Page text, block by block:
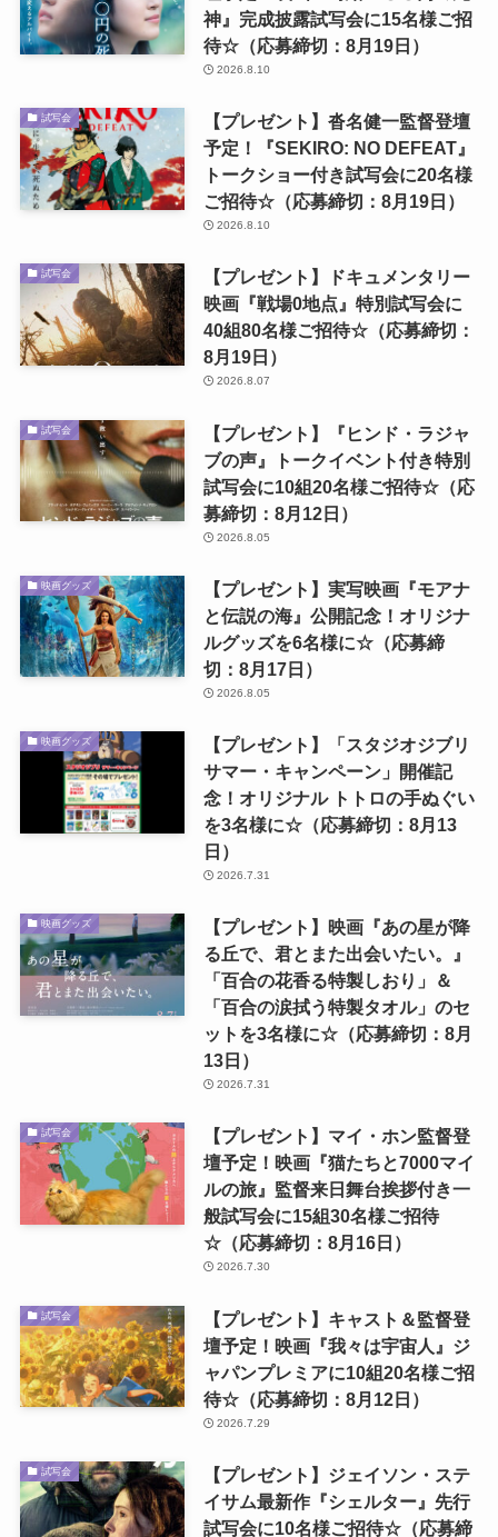
神』完成披露試写会に15名様ご招
待☆（応募締切：8月19日）
2026.8.10
試写会
【プレゼント】沓名健一監督登壇
予定！『SEKIRO: NO DEFEAT』
トークショー付き試写会に20名様
ご招待☆（応募締切：8月19日）
2026.8.10
試写会
【プレゼント】ドキュメンタリー
映画『戦場0地点』特別試写会に
40組80名様ご招待☆（応募締切：
8月19日）
2026.8.07
試写会
【プレゼント】『ヒンド・ラジャ
ブの声』トークイベント付き特別
試写会に10組20名様ご招待☆（応
募締切：8月12日）
2026.8.05
映画グッズ
【プレゼント】実写映画『モアナ
と伝説の海』公開記念！オリジナ
ルグッズを6名様に☆（応募締
切：8月17日）
2026.8.05
映画グッズ
【プレゼント】「スタジオジブリ
サマー・キャンペーン」開催記
念！オリジナル トトロの手ぬぐい
を3名様に☆（応募締切：8月13
日）
2026.7.31
映画グッズ
【プレゼント】映画『あの星が降
る丘で、君とまた出会いたい。』
「百合の花香る特製しおり」＆
「百合の涙拭う特製タオル」のセ
ットを3名様に☆（応募締切：8月
13日）
2026.7.31
試写会
【プレゼント】マイ・ホン監督登
壇予定！映画『猫たちと7000マイ
ルの旅』監督来日舞台挨拶付き一
般試写会に15組30名様ご招待
☆（応募締切：8月16日）
2026.7.30
試写会
【プレゼント】キャスト＆監督登
壇予定！映画『我々は宇宙人』ジ
ャパンプレミアに10組20名様ご招
待☆（応募締切：8月12日）
2026.7.29
試写会
【プレゼント】ジェイソン・ステ
イサム最新作『シェルター』先行
試写会に10名様ご招待☆（応募締